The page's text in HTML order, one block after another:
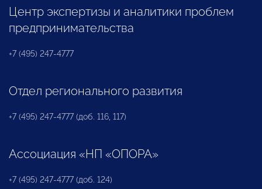
Центр экспертизы и аналитики проблем
предпринимательства
+7 (495) 247-4777
Отдел регионального развития
+7 (495) 247-4777 (доб. 116, 117)
Ассоциация «НП «ОПОРА»
+7 (495) 247-4777 (доб. 124)